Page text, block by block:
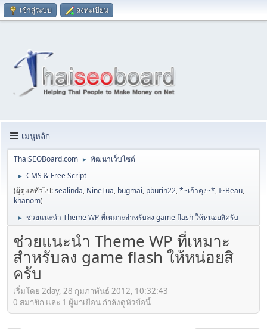
เข้าสู่ระบบ ลงทะเบียน
เมนูหลัก
ThaiSEOBoard.com ► พัฒนาเว็บไซต์
►
CMS & Free Script
(ผู้ดูแลทั่วไป:sealinda, NineTua, bugmai, pburin22,*~เก้าคุง~*,I~Beau,
khanom)
► ช่วยแนะนำ Theme WP ที่เหมาะสำหรับลง game flash ให้หน่อยสิครับ
ช่วยแนะนำ Theme WP ที่เหมาะ
สำหรับลง game flash ให้หน่อยสิ
ครับ
เริ่มโดย 2day, 28 กุมภาพันธ์ 2012, 10:32:43
0 สมาชิก และ 1 ผู้มาเยือน กำลังดูหัวข้อนี้